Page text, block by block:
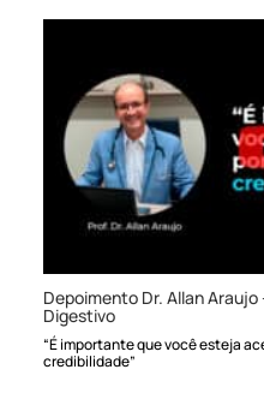
Depoimento Dr. Allan
Digestivo
“É importante que você esteja
credibilidade”